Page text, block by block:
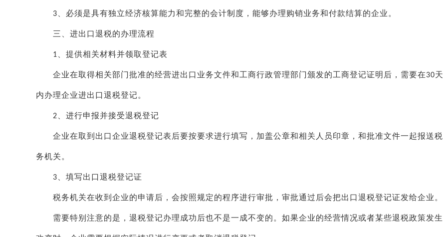
3 、必须是具有独立经济核算能力和完整的会计制度，能够办理购销业务和付款结算的企业。
三、进出口退税的办理流程
1 、提供相关材料并领取登记表
企业在取得相关部门批准的经营进出口业务文件和工商行政管理部门颁发的工商登记证明后，需要在30天
内办理企业进出口退税登记。
2 、进行申报并接受退税登记
企业在取到出口企业退税登记表后要按要求进行填写，加盖公章和相关人员印章，和批准文件一起报送税
务机关。
3 、填写出口退税登记证
税务机关在收到企业的申请后，会按照规定的程序进行审批，审批通过后会把出口退税登记证发给企业。
需要特别注意的是，退税登记办理成功后也不是一成不变的。如果企业的经营情况或者某些退税政策发生